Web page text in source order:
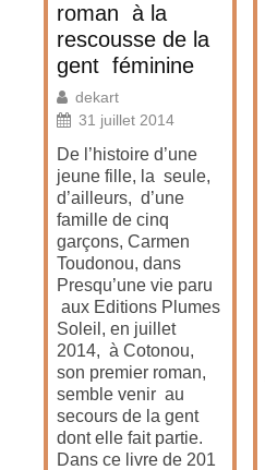
roman à la
rescousse de la
gent féminine
dekart
31 juillet 2014
De l’histoire d’une
jeune fille, la seule,
d’ailleurs, d’une
famille de cinq
garçons, Carmen
Toudonou, dans
Presqu’une vie paru
aux Editions Plumes
Soleil, en juillet
2014, à Cotonou,
son premier roman,
semble venir au
secours de la gent
dont elle fait partie.
Dans ce livre de 201